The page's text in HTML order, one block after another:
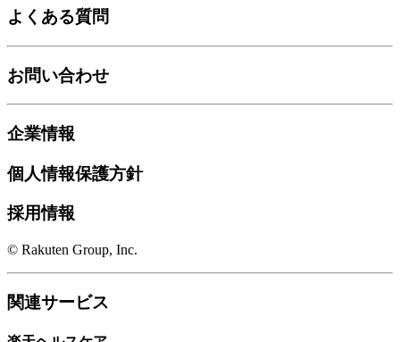
よくある質問
お問い合わせ
企業情報
個人情報保護方針
採用情報
© Rakuten Group, Inc.
関連サービス